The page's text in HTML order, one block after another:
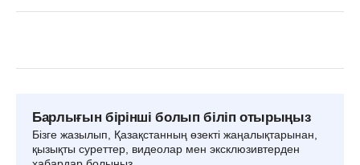
Барлығын бірінші болып біліп отырыңыз
Бізге жазылып, Қазақстанның өзекті жаңалықтарынан,
қызықты суреттер, видеолар мен эксклюзивтерден